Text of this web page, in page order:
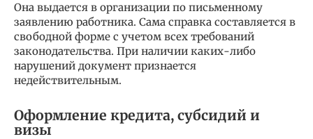
Она выдается в организации по письменному
заявлению работника. Сама справка составляется в
свободной форме с учетом всех требований
законодательства. При наличии каких-либо
нарушений документ признается
недействительным.
Оформление кредита, субсидий и
визы